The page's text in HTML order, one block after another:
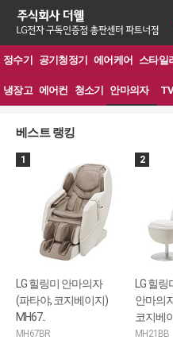
정수기 공기청정기 에어케어 스타일
냉장고 에어컨 청소기 안마의자 TV
베스트 랭킹
1
LG 힐링미 안마의자
(파타야, 코지베이지)
MH67..
MH67BR
2
LG 힐
안마의
코지베이
MH21BB